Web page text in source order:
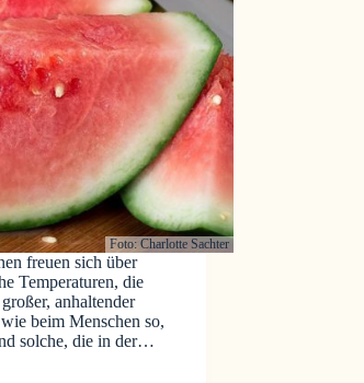
Foto: Charlotte Sachter
freuen sich über
Temperaturen, die
anhaltender
beim Menschen so,
solche, die in der…